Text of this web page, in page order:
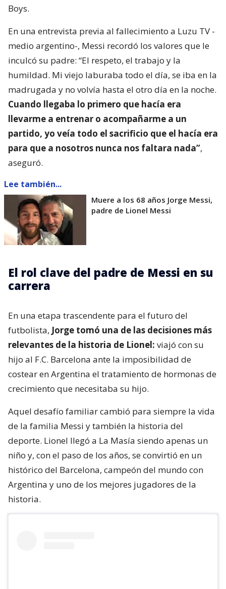
Boys.
En una entrevista previa al fallecimiento a Luzu TV -
medio argentino-, Messi recordó los valores que le
inculcó su padre: “El respeto, el trabajo y la
humildad. Mi viejo laburaba todo el día, se iba en la
madrugada y no volvía hasta el otro día en la noche.
Cuando llegaba lo primero que hacía era
llevarme a entrenar o acompañarme a un
partido, yo veía todo el sacrificio que el hacía era
para que a nosotros nunca nos faltara nada”,
aseguró.
Lee también...
Muere a los 68 años Jorge Messi,
padre de Lionel Messi
El rol clave del padre de Messi en su
carrera
En una etapa trascendente para el futuro del
futbolista, Jorge tomó una de las decisiones más
relevantes de la historia de Lionel: viajó con su
hijo al F.C. Barcelona ante la imposibilidad de
costear en Argentina el tratamiento de hormonas de
crecimiento que necesitaba su hijo.
Aquel desafío familiar cambió para siempre la vida
de la familia Messi y también la historia del
deporte. Lionel llegó a La Masía siendo apenas un
niño y, con el paso de los años, se convirtió en un
histórico del Barcelona, campeón del mundo con
Argentina y uno de los mejores jugadores de la
historia.